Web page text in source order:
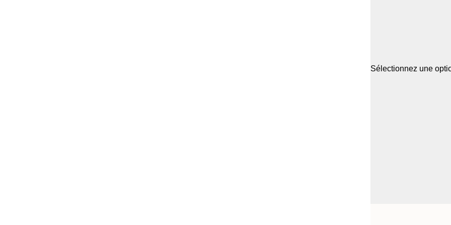
Sélectionnez une